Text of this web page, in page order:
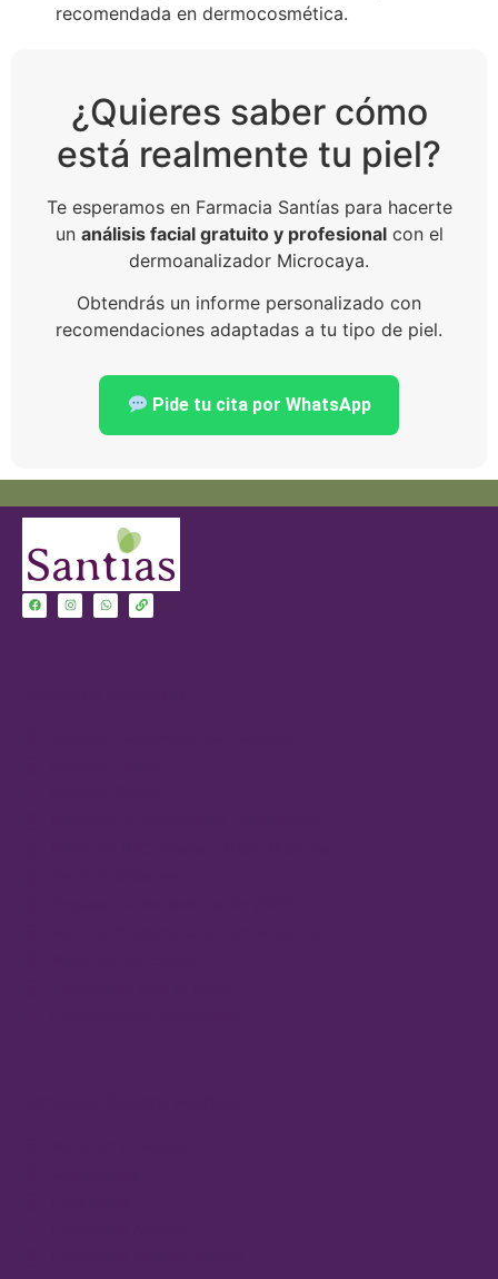
recomendada en dermocosmética.
¿Quieres saber cómo
está realmente tu piel?
Te esperamos en Farmacia Santías para hacerte
un análisis facial gratuito y profesionalcon el
dermoanalizador Microcaya.
Obtendrás un informe personalizado con
recomendaciones adaptadas a tu tipo de piel.
Pide tu cita por WhatsApp